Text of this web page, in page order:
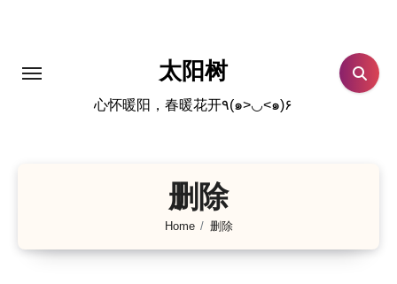
太阳树
心怀暖阳，春暖花开٩(๑>◡<๑)۶
删除
Home 删除